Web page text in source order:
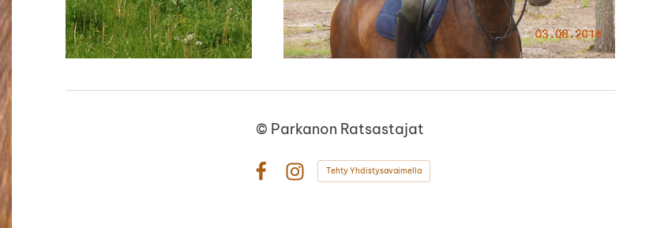
© Parkanon Ratsastajat
Tehty Yhdistysavaimella